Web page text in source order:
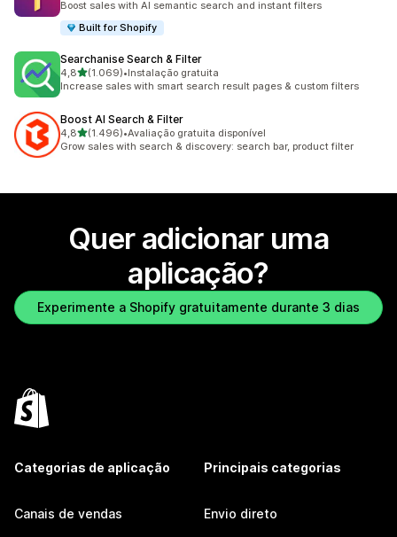
Boost sales with AI semantic search and instant filters
Built for Shopify
Searchanise Search & Filter
4,8de 5 estrelas
(1.069)
1069 total de avaliações
•Instalação gratuita
Increase sales with smart search result pages & custom filters
Boost AI Search & Filter
4,8de 5 estrelas
(1.496)
1496 total de avaliações
•Avaliação gratuita disponível
Grow sales with search & discovery: search bar, product filter
Quer adicionar uma
aplicação?
Experimente a Shopify gratuitamente durante 3 dias
Categorias de aplicação
Canais de vendas
Principais categorias
Envio direto